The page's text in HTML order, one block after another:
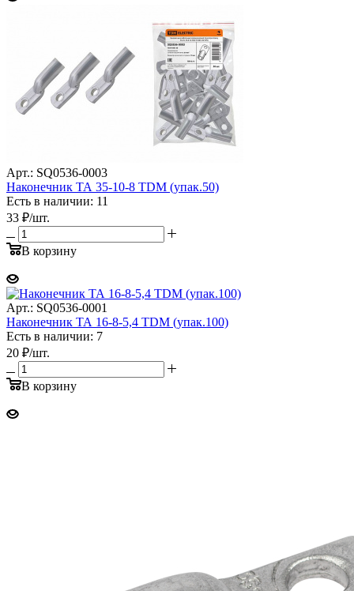
Арт.: SQ0536-0003
Наконечник ТА 35-10-8 TDM (упак.50)
Есть в наличии: 11
33 ₽/шт.
В корзину
Арт.: SQ0536-0001
Наконечник ТА 16-8-5,4 TDM (упак.100)
Есть в наличии: 7
20 ₽/шт.
В корзину